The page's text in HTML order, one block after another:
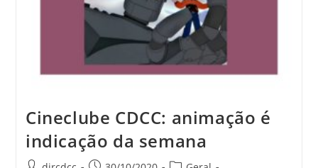
Cineclube CDCC: animação é
indicação da semana